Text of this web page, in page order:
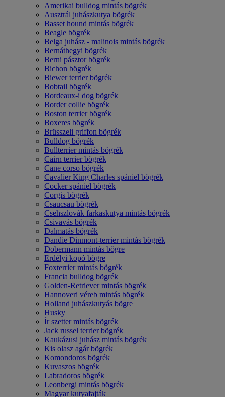
Amerikai bulldog mintás bögrék
Ausztrál juhászkutya bögrék
Basset hound mintás bögrék
Beagle bögrék
Belga juhász - malinois mintás bögrék
Bernáthegyi bögrék
Berni pásztor bögrék
Bichon bögrék
Biewer terrier bögrék
Bobtail bögrék
Bordeaux-i dog bögrék
Border collie bögrék
Boston terrier bögrék
Boxeres bögrék
Brüsszeli griffon bögrék
Bulldog bögrék
Bullterrier mintás bögrék
Cairn terrier bögrék
Cane corso bögrék
Cavalier King Charles spániel bögrék
Cocker spániel bögrék
Corgis bögrék
Csaucsau bögrék
Csehszlovák farkaskutya mintás bögrék
Csivavás bögrék
Dalmatás bögrék
Dandie Dinmont-terrier mintás bögrék
Dobermann mintás bögre
Erdélyi kopó bögre
Foxterrier mintás bögrék
Francia bulldog bögrék
Golden-Retriever mintás bögrék
Hannoveri véreb mintás bögrék
Holland juhászkutyás bögre
Husky
Ír szetter mintás bögrék
Jack russel terrier bögrék
Kaukázusi juhász mintás bögrék
Kis olasz agár bögrék
Komondoros bögrék
Kuvaszos bögrék
Labradoros bögrék
Leonbergi mintás bögrék
Magyar kutyafajták